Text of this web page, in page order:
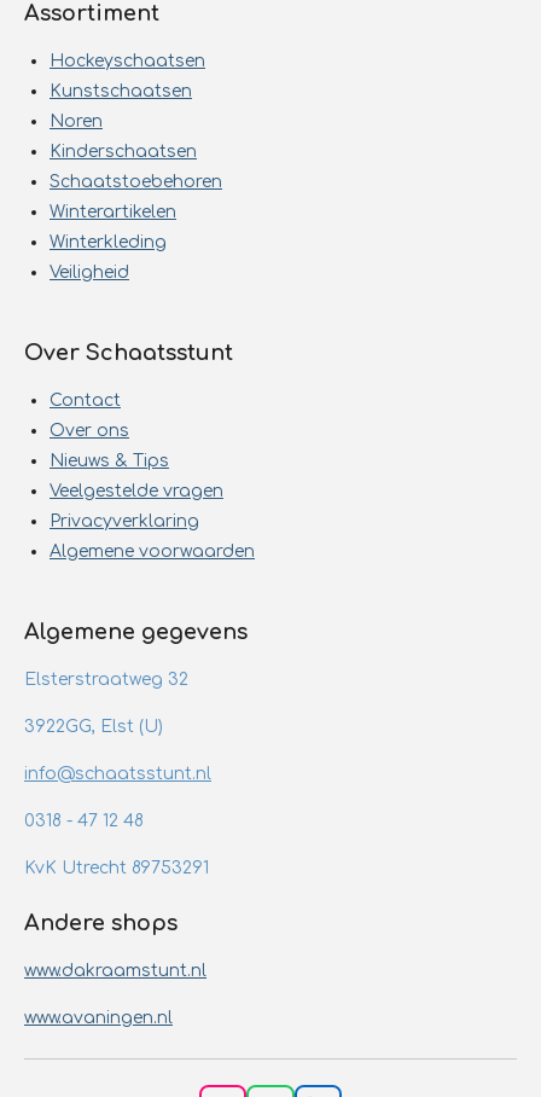
Assortiment
Hockeyschaatsen
Kunstschaatsen
Noren
Kinderschaatsen
Schaatstoebehoren
Winterartikelen
Winterkleding
Veiligheid
Over Schaatsstunt
Contact
Over ons
Nieuws & Tips
Veelgestelde vragen
Privacyverklaring
Algemene voorwaarden
Algemene gegevens
Elsterstraatweg 32
3922GG, Elst (U)
info@schaatsstunt.nl
0318 - 47 12 48
KvK Utrecht 89753291
Andere shops
www.dakraamstunt.nl
www.avaningen.nl